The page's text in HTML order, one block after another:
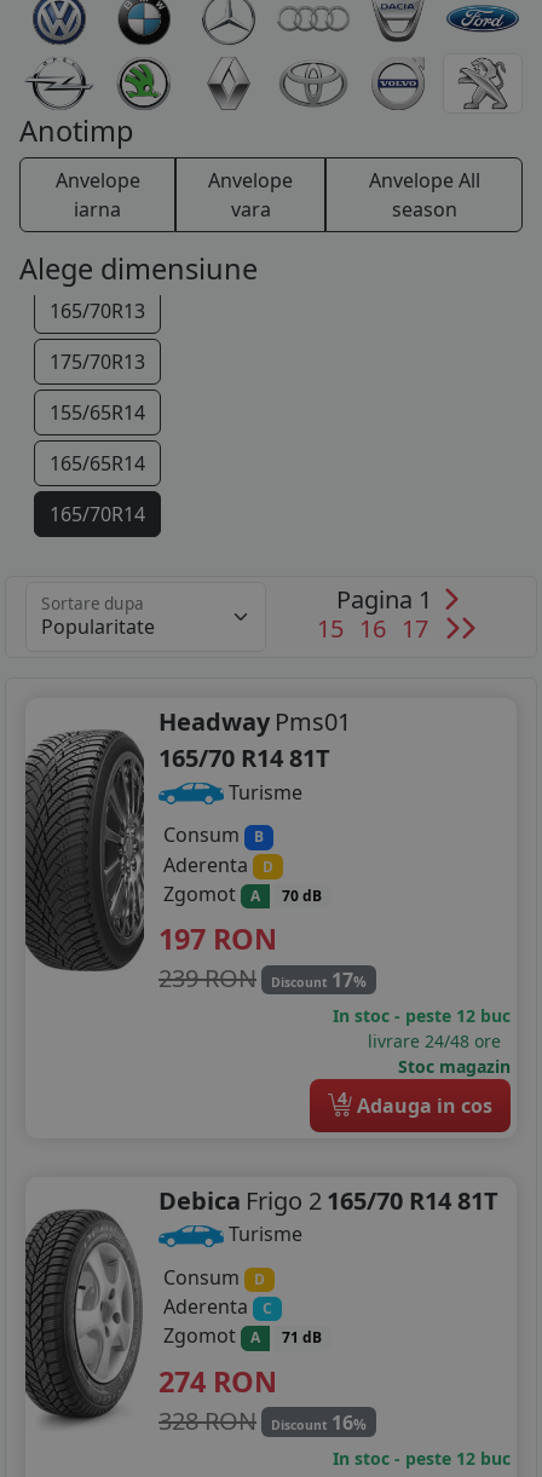
206 +
207 + Bipper Boxer
Expert
IOn
P 4 Partner RCZ
Rifter
TRAVELLER
Anotimp
Anvelope
iarna
Anvelope
vara
Anvelope All
season
Alege dimensiune
145/70R13
145/80R13
155/70R13
165/65R13
165/70R13
175/70R13
155/65R14
165/65R14
165/70R14
175/65R14
185/60R14
185/65R14
185/70R14
195/70R14
125/80R15
185/60R15
185/65R15
195/55R15
195/60R15
195/65R15
Sortare dupa
Pagina 1
15 16 17
Headway Pms01
165/70 R14 81T
Turisme
Consum
B
Aderenta D
Zgomot A 70 dB
197 RON
239 RON Discount 17%
In stoc - peste 12 buc
livrare 24/48 ore
Stoc magazin
4 Adauga in cos
Debica Frigo 2165/70 R14 81T
Turisme
Consum
D
Aderenta C
Zgomot A 71 dB
274 RON
328 RON Discount 16%
In stoc - peste 12 buc